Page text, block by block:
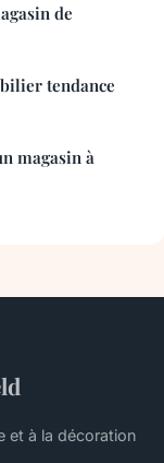
de
tendance
magasin à
et à la décoration